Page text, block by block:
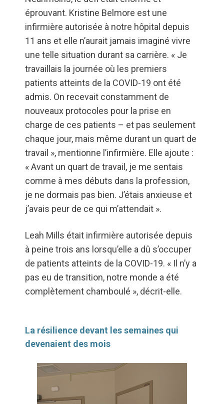
éprouvant. Kristine Belmore est une
infirmière autorisée à notre hôpital depuis
11 ans et elle n’aurait jamais imaginé vivre
une telle situation durant sa carrière. « Je
travaillais la journée où les premiers
patients atteints de la COVID-19 ont été
admis. On recevait constamment de
nouveaux protocoles pour la prise en
charge de ces patients – et pas seulement
chaque jour, mais même durant un quart de
travail », mentionne l’infirmière. Elle ajoute :
« Avant un quart de travail, je me sentais
comme à mes débuts dans la profession,
je ne dormais pas bien. J’étais anxieuse et
j’avais peur de ce qui m’attendait ».
Leah Mills était infirmière autorisée depuis
à peine trois ans lorsqu’elle a dû s’occuper
de patients atteints de la COVID-19. « Il n’y a
pas eu de transition, notre monde a été
complètement chamboulé », décrit-elle.
La résilience devant les semaines qui
devenaient des mois